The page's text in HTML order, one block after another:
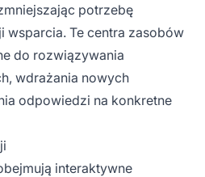
potrzebę
wsparcia. Te centra zasobów
do rozwiązywania
wdrażania nowych
odpowiedzi na konkretne
interaktywne